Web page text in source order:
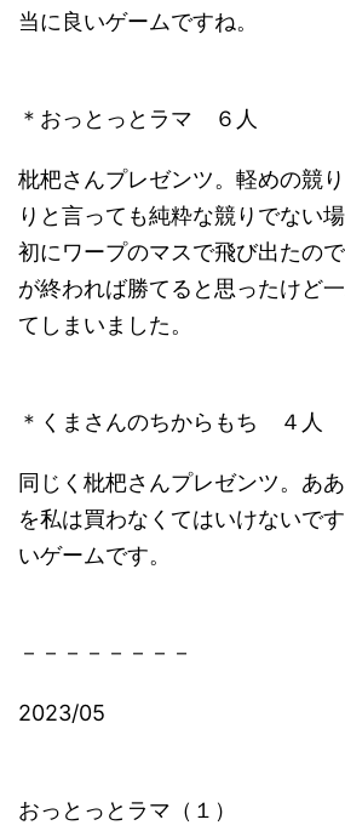
当に良いゲームですね。
＊おっとっとラマ ６人
枇杷さんプレゼンツ。軽めの競
りと言っても純粋な競りでない
初にワープのマスで飛び出たの
が終われば勝てると思ったけど
てしまいました。
＊くまさんのちからもち ４人
同じく枇杷さんプレゼンツ。あ
を私は買わなくてはいけないで
いゲームです。
－－－－－－－－
2023/05
おっとっとラマ（１）